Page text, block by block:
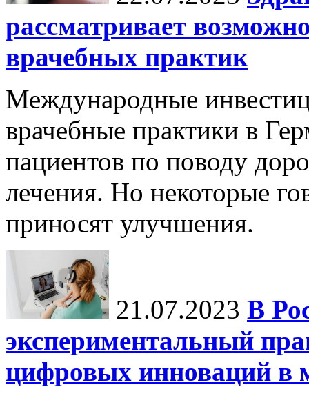
рассматривает
врачебных практик
Международные
врачебные практики в
пациентов по поводу
лечения. Но некоторые
приносят улучшения.
21.07.2023 В
экспериментальный
цифровых инноваций в